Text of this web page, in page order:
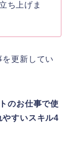
ち上げま
更新してい
のお仕事で使
やすいスキル4